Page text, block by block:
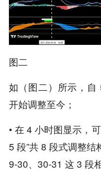
图二
如（图二）所示，
开始调整至今；
• 在 4 小时图显示，
5 段”共 8 段式调整
9-30、30-31 这 3 段